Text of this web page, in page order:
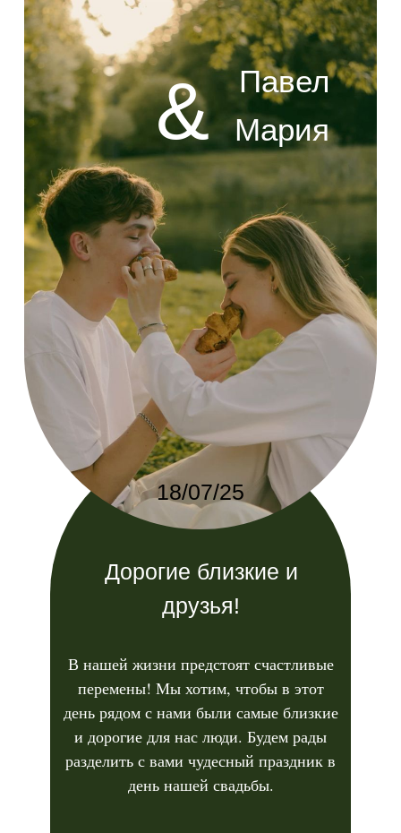
Павел
Мария
Дорогие близкие и
друзья!
18/07/25
&
В нашей жизни предстоят счастливые
перемены! Мы хотим, чтобы в этот
день рядом с нами были самые близкие
и дорогие для нас люди. Будем рады
разделить с вами чудесный праздник в
день нашей свадьбы.